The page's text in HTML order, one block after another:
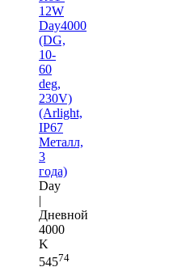
12W
Day4000
(DG,
10-
60
deg,
230V)
(Arlight,
IP67
Металл,
3
года)
Day
|
Дневной
4000
K
54574